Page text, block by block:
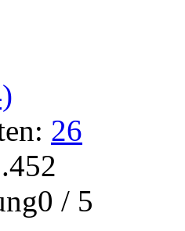
26
/ 5